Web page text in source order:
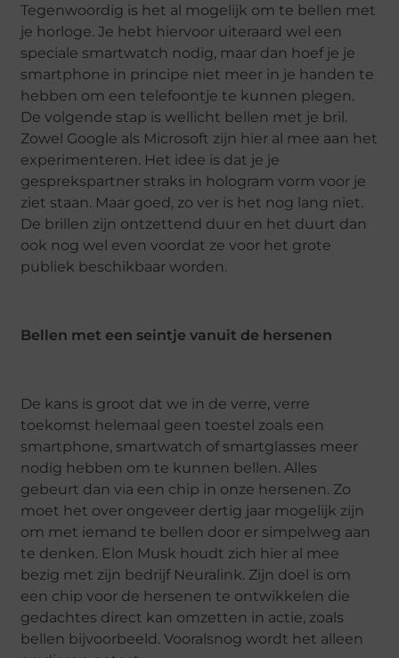
Tegenwoordig is het al mogelijk om te bellen met
je horloge. Je hebt hiervoor uiteraard wel een
speciale smartwatch nodig, maar dan hoef je je
smartphone in principe niet meer in je handen te
hebben om een telefoontje te kunnen plegen.
De volgende stap is wellicht bellen met je bril.
Zowel Google als Microsoft zijn hier al mee aan het
experimenteren. Het idee is dat je je
gesprekspartner straks in hologram vorm voor je
ziet staan. Maar goed, zo ver is het nog lang niet.
De brillen zijn ontzettend duur en het duurt dan
ook nog wel even voordat ze voor het grote
publiek beschikbaar worden.
Bellen met een seintje vanuit de hersenen
De kans is groot dat we in de verre, verre
toekomst helemaal geen toestel zoals een
smartphone, smartwatch of smartglasses meer
nodig hebben om te kunnen bellen. Alles
gebeurt dan via een chip in onze hersenen. Zo
moet het over ongeveer dertig jaar mogelijk zijn
om met iemand te bellen door er simpelweg aan
te denken. Elon Musk houdt zich hier al mee
bezig met zijn bedrijf Neuralink. Zijn doel is om
een chip voor de hersenen te ontwikkelen die
gedachtes direct kan omzetten in actie, zoals
bellen bijvoorbeeld. Vooralsnog wordt het alleen